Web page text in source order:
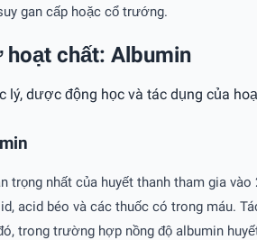
gan cấp hoặc cổ trướng.
chất: Albumin
lý, dược động học và tác dụng của
trọng nhất của huyết thanh tham gia
acid béo và các thuốc có trong máu.
trong trường hợp nồng độ albumin